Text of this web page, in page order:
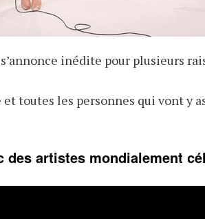
inédite pour plusieurs
toutes les personnes qui vont y
des artistes mondialement